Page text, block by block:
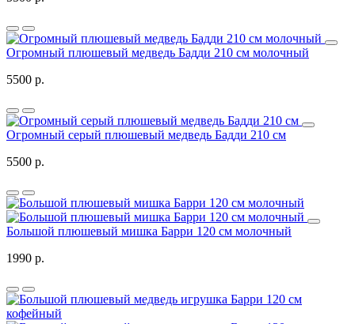
Огромный плюшевый медведь Бадди 210 см молочный
5500 р.
Огромный серый плюшевый медведь Бадди 210 см
5500 р.
Большой плюшевый мишка Барри 120 см молочный
1990 р.